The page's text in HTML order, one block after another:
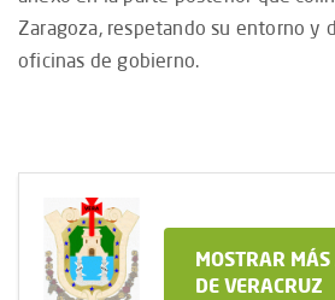
Zaragoza, respetando su entorno y
oficinas de gobierno.
MOSTRAR
DE VERACRUZ